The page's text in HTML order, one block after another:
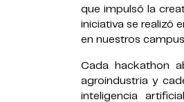
que impulsó la
iniciativa se realizó
en nuestros
Cada hackathon
agroindustria y
inteligencia